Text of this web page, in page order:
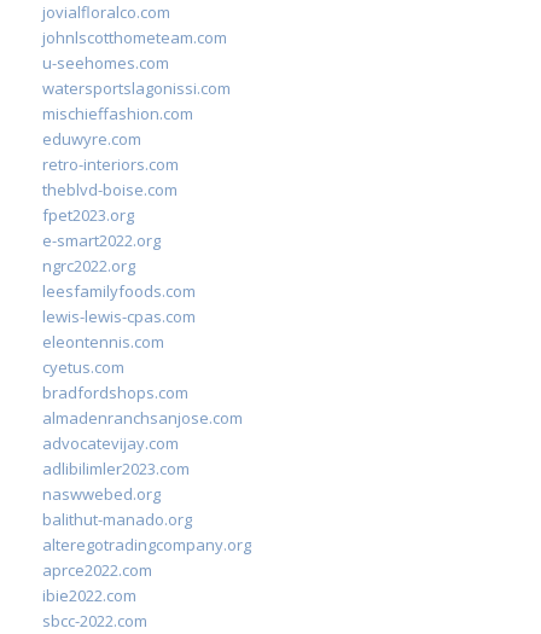
jovialfloralco.com
johnlscotthometeam.com
u-seehomes.com
watersportslagonissi.com
mischieffashion.com
eduwyre.com
retro-interiors.com
theblvd-boise.com
fpet2023.org
e-smart2022.org
ngrc2022.org
leesfamilyfoods.com
lewis-lewis-cpas.com
eleontennis.com
cyetus.com
bradfordshops.com
almadenranchsanjose.com
advocatevijay.com
adlibilimler2023.com
naswwebed.org
balithut-manado.org
alteregotradingcompany.org
aprce2022.com
ibie2022.com
sbcc-2022.com